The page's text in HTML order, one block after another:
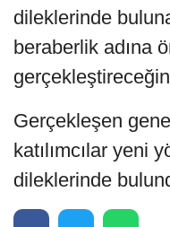
dileklerinde
beraberlik adına
Gerçekleşen
katılımcılar yeni
dileklerinde